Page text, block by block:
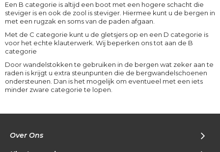
Een B categorie is altijd een boot met een hogere schacht die
steviger is en ook de zool is steviger. Hiermee kunt u de bergen in
met een rugzak en soms van de paden afgaan.
Met de C categorie kunt u de gletsjers op en een D categorie is
voor het echte klauterwerk. Wij beperken ons tot aan de B
categorie
Door wandelstokken te gebruiken in de bergen wat zeker aan te
raden is krijgt u extra steunpunten die de bergwandelschoenen
ondersteunen. Dan is het mogelijk om eventueel met een iets
minder zware categorie te lopen.
Over Ons